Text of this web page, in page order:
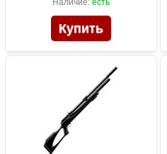
Наличие: есть